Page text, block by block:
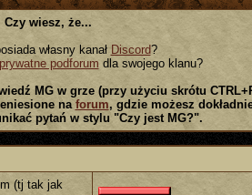
Czy wiesz, że...
własny kanał Discord?
podforum dla swojego klanu?
MG w grze (przy użyciu skrótu
na forum, gdzie możesz
pytań w stylu "Czy jest MG?".
(tj tak jak